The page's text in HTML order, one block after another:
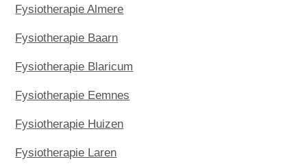
Fysiotherapie Almere
Fysiotherapie Baarn
Fysiotherapie Blaricum
Fysiotherapie Eemnes
Fysiotherapie Huizen
Fysiotherapie Laren